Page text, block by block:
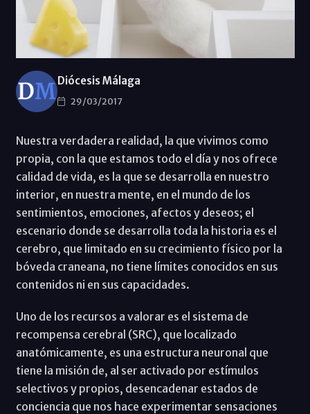
Diócesis Málaga
29/03/2017
Nuestra verdadera realidad, la que vivimos como
propia, con la que estamos todo el día y nos ofrece
calidad de vida, es la que se desarrolla en nuestro
interior, en nuestra mente, en el mundo de los
sentimientos, emociones, afectos y deseos; el
escenario donde se desarrolla toda la historia es el
cerebro, que limitado en su crecimiento físico por la
bóveda craneana, no tiene límites conocidos en sus
contenidos ni en sus capacidades.
Uno de los recursos a valorar es el sistema de
recompensa cerebral (SRC), que localizado
anatómicamente, es una estructura neuronal que
tiene la misión de, al ser activado por estímulos
selectivos y propios, desencadenar estados de
conciencia que nos hace experimentar sensaciones